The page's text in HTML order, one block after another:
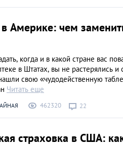
Америке: чем
когда и в какой стране вас
в Штатах, вы не растерялись
свою «чудодейственную
Читать еще
462320 22
страховка в США: